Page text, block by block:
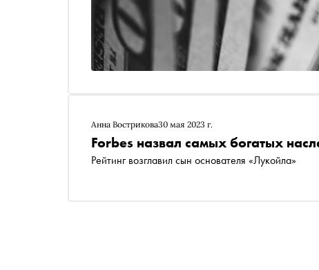
Анна Вострикова30 мая 2023 г.
Forbes назвал самых богатых
Рейтинг возглавил сын основателя «Лукойла»